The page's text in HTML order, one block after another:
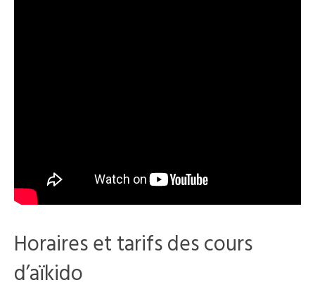
Horaires et tarifs des cours
d’aïkido